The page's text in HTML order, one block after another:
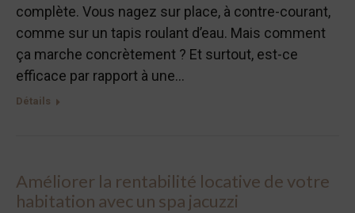
complète. Vous nagez sur place, à contre-courant,
comme sur un tapis roulant d’eau. Mais comment
ça marche concrètement ? Et surtout, est-ce
efficace par rapport à une…
Détails
Améliorer la rentabilité locative de votre
habitation avec un spa jacuzzi